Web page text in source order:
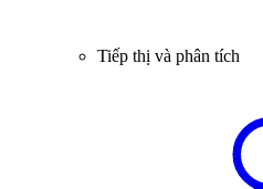
Tiếp thị và phân tích